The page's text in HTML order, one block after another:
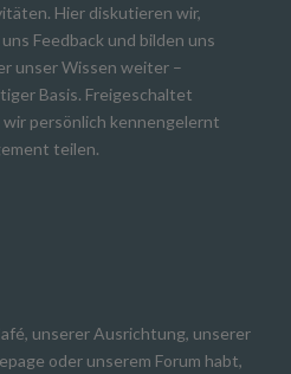
Hier diskutieren wir,
Feedback und bilden uns
unser Wissen weiter –
Basis. Freigeschaltet
persönlich kennengelernt
teilen.
unserer Ausrichtung, unserer
oder unserem Forum habt,